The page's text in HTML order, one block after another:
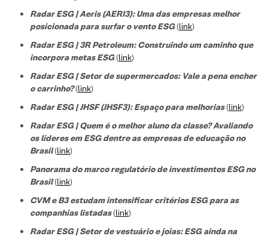
Radar ESG | Aeris (AERI3): Uma das empresas melhor
posicionada para surfar o vento ESG(link)
Radar ESG | 3R Petroleum: Construindo um caminho que
incorpora metas ESG(link)
Radar ESG | Setor de supermercados: Vale a pena encher
o carrinho?(link)
Radar ESG | JHSF (JHSF3): Espaço para melhorias(link)
Radar ESG | Quem é o melhor aluno da classe? Avaliando
os líderes em ESG dentre as empresas de educação no
Brasil(link)
Panorama do marco regulatório de investimentos ESG no
Brasil(link)
CVM e B3 estudam intensificar critérios ESG para as
companhias listadas(link)
Radar ESG | Setor de vestuário e joias: ESG ainda na